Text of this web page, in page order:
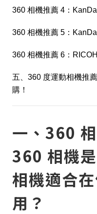
360 相機推薦 4：
360 相機推薦 5：
360 相機推薦 6：
五、360 度運動相機推
購！
一、360
360 相機
相機適合
用？